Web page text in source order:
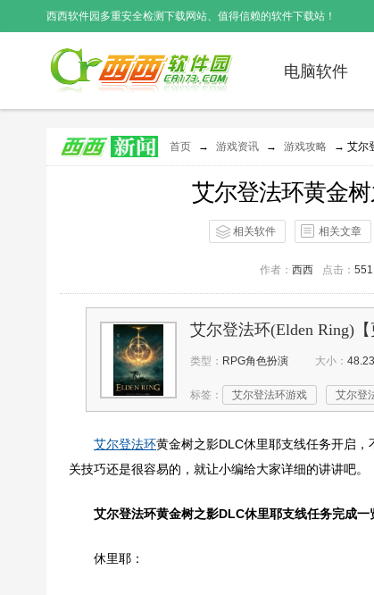
西西软件园 多重安全检测下载网站、值得信赖的软件下载站！
电脑软件
首页 → 游戏资讯 → 游戏攻略 → 艾尔
艾尔登法环黄金
相关软件 相关文章
作者： 西西 点击： 551
艾尔登法环(Elden Ring)【
类型： RPG角色扮演 大小：
标签： 艾尔登法环游戏 艾尔登
艾尔登法环黄金树之影DLC休里耶支线任务开启
关技巧还是很容易的，就让小编给大家详细的讲讲吧。
艾尔登法环黄金树之影DLC休里耶支线任务完成一
休里耶：